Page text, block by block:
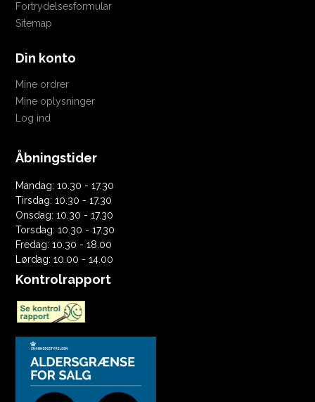
Fortrydelsesformular
Sitemap
Din konto
Mine ordrer
Mine oplysninger
Log ind
Åbningstider
Mandag: 10.30 - 17.30
Tirsdag: 10.30 - 17.30
Onsdag: 10.30 - 17.30
Torsdag: 10.30 - 17.30
Fredag: 10.30 - 18.00
Lørdag: 10.00 - 14.00
Kontrolrapport